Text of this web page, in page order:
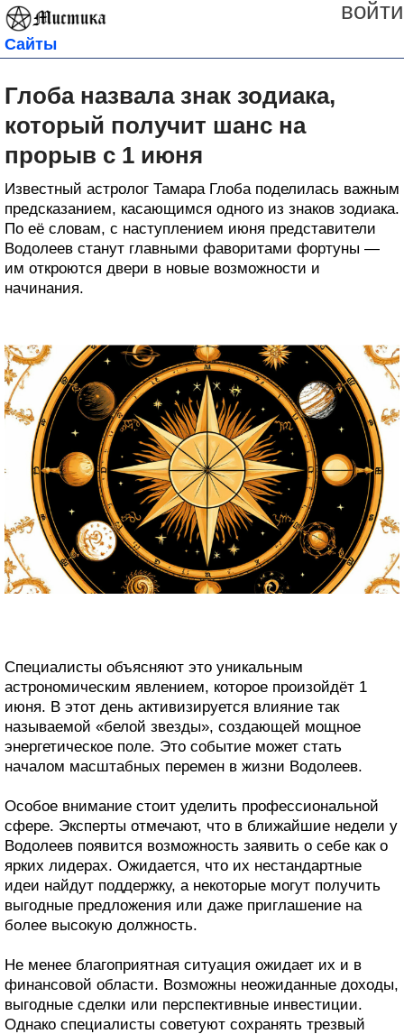
войти
Сайты
Глоба назвала знак зодиака,
который получит шанс на
прорыв с 1 июня
Известный астролог Тамара Глоба поделилась важным
предсказанием, касающимся одного из знаков зодиака.
По её словам, с наступлением июня представители
Водолеев станут главными фаворитами фортуны —
им откроются двери в новые возможности и
начинания.
Специалисты объясняют это уникальным
астрономическим явлением, которое произойдёт 1
июня. В этот день активизируется влияние так
называемой «белой звезды», создающей мощное
энергетическое поле. Это событие может стать
началом масштабных перемен в жизни Водолеев.
Особое внимание стоит уделить профессиональной
сфере. Эксперты отмечают, что в ближайшие недели у
Водолеев появится возможность заявить о себе как о
ярких лидерах. Ожидается, что их нестандартные
идеи найдут поддержку, а некоторые могут получить
выгодные предложения или даже приглашение на
более высокую должность.
Не менее благоприятная ситуация ожидает их и в
финансовой области. Возможны неожиданные доходы,
выгодные сделки или перспективные инвестиции.
Однако специалисты советуют сохранять трезвый